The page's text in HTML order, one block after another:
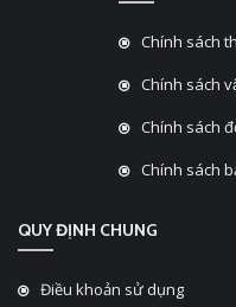
Chính sách
Chính sách
Chính sách
Chính sách
QUY ĐỊNH CHUNG
Điều khoản sử dụng